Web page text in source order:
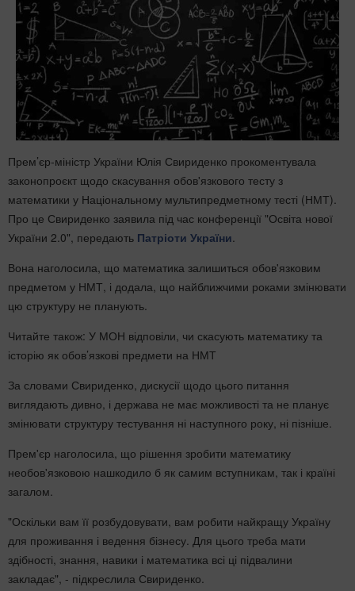
Прем’єр-міністр України Юлія Свириденко прокоментувала
законопроєкт щодо скасування обов'язкового тесту з
математики у Національному мультипредметному тесті (НМТ).
Про це Свириденко заявила під час конференції "Освіта нової
України 2.0", передають Патріоти України
Вона наголосила, що математика залишиться обов'язковим
предметом у НМТ, і додала, що найближчими роками змінювати
цю структуру не планують.
Читайте також: У МОН відповіли, чи скасують математику та
історію як обов’язкові предмети на НМТ
За словами Свириденко, дискусії щодо цього питання
виглядають дивно, і держава не має можливості та не планує
змінювати структуру тестування ні наступного року, ні пізніше.
Прем'єр наголосила, що рішення зробити математику
необов'язковою нашкодило б як самим вступникам, так і країні
загалом.
"Оскільки вам її розбудовувати, вам робити найкращу Україну
для проживання і ведення бізнесу. Для цього треба мати
здібності, знання, навики і математика всі ці підвалини
закладає", - підкреслила Свириденко.